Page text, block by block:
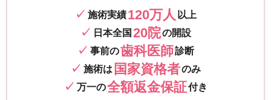
施術実績120万人 以上
日本全国 20院の開設
事前の歯科医師診断
施術は 国家資格者のみ
万一の全額返金保証付き